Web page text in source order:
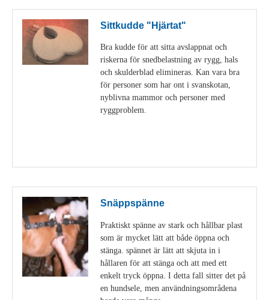
Sittkudde "Hjärtat"
Bra kudde för att sitta avslappnat och
riskerna för snedbelastning av rygg, hals
och skulderblad elimineras. Kan vara bra
för personer som har ont i svanskotan,
nyblivna mammor och personer med
ryggproblem.
Snäppspänne
Praktiskt spänne av stark och hållbar plast
som är mycket lätt att både öppna och
stänga. spännet är lätt att skjuta in i
hållaren för att stänga och att med ett
enkelt tryck öppna. I detta fall sitter det på
en hundsele, men användningsområdena